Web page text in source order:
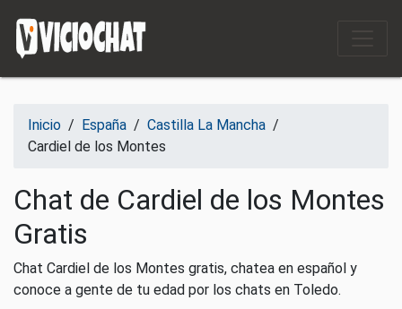
Inicio / España / Castilla La Mancha /
Cardiel de los Montes
Chat de Cardiel de los Montes
Gratis
Chat Cardiel de los Montes gratis, chatea en español y
conoce a gente de tu edad por los chats en Toledo.